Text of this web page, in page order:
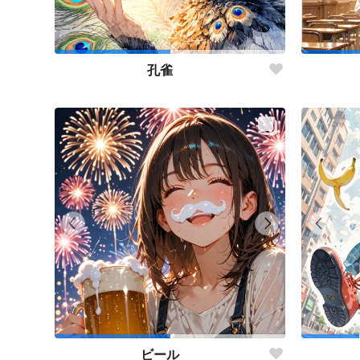
孔雀
ビール